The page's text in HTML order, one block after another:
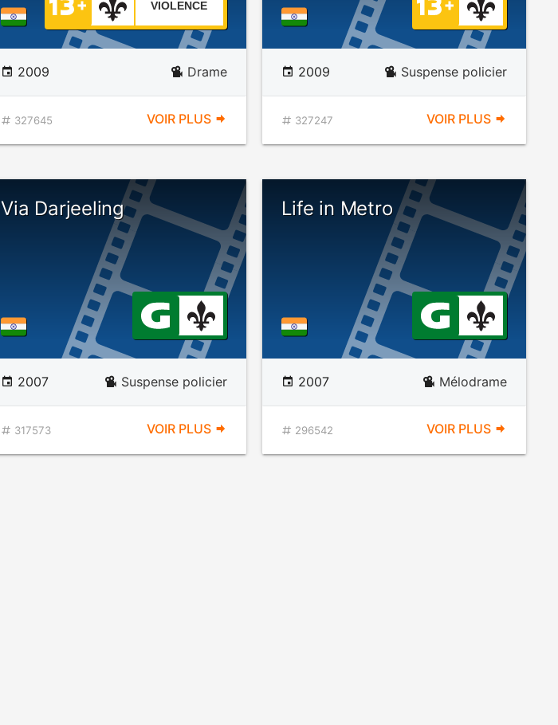
VIOLENCE
2009 Drame
327645 VOIR PLUS
2009 Suspense policier
327247 VOIR PLUS
Via Darjeeling
2007 Suspense policier
317573 VOIR PLUS
Life in Metro
2007 Mélodrame
296542 VOIR PLUS